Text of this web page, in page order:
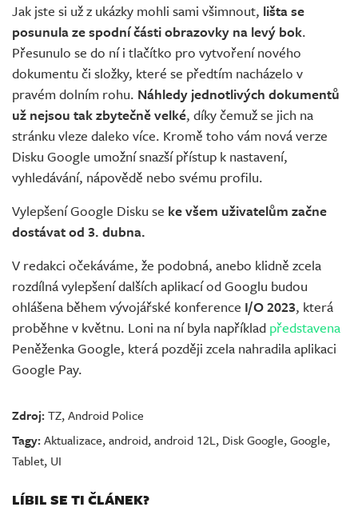
Jak jste si už z ukázky mohli sami všimnout, lišta se
posunula ze spodní části obrazovky na levý bok.
Přesunulo se do ní i tlačítko pro vytvoření nového
dokumentu či složky, které se předtím nacházelo v
pravém dolním rohu. Náhledy jednotlivých dokumentů
už nejsou tak zbytečně velké, díky čemuž se jich na
stránku vleze daleko více. Kromě toho vám nová verze
Disku Google umožní snazší přístup k nastavení,
vyhledávání, nápovědě nebo svému profilu.
Vylepšení Google Disku se ke všem uživatelům začne
dostávat od 3. dubna.
V redakci očekáváme, že podobná, anebo klidně zcela
rozdílná vylepšení dalších aplikací od Googlu budou
ohlášena během vývojářské konference I/O 2023, která
proběhne v květnu. Loni na ní byla například představena
Peněženka Google, která později zcela nahradila aplikaci
Google Pay.
Zdroj:TZ,Android Police
Tagy:Aktualizace,android,android 12L, Disk Google,Google,
Tablet, UI
LÍBIL SE TI ČLÁNEK?